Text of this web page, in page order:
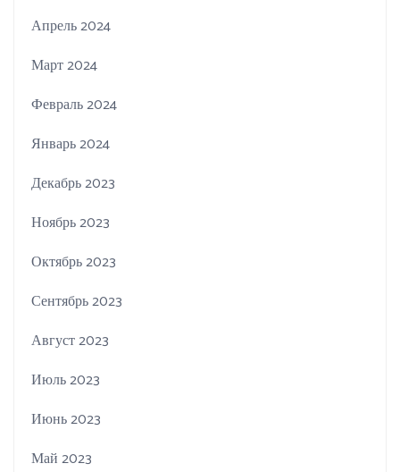
Апрель 2024
Март 2024
Февраль 2024
Январь 2024
Декабрь 2023
Ноябрь 2023
Октябрь 2023
Сентябрь 2023
Август 2023
Июль 2023
Июнь 2023
Май 2023